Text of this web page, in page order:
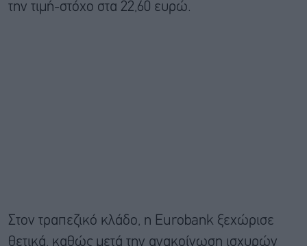
την τιμή-στόχο στα 22,60 ευρώ.
Στον τραπεζικό κλάδο, η Eurobank ξεχώρισε
θετικά, καθώς μετά την ανακοίνωση ισχυρών